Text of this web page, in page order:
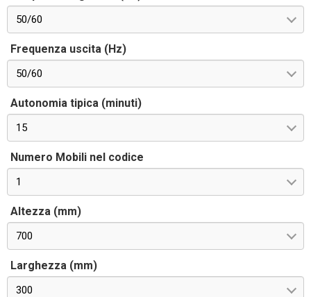
50/60
Frequenza uscita (Hz)
50/60
Autonomia tipica (minuti)
15
Numero Mobili nel codice
1
Altezza (mm)
700
Larghezza (mm)
300